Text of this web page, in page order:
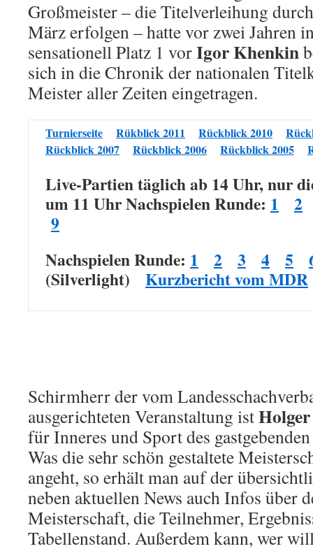
Großmeister – die Titelverleihung
März erfolgen – hatte vor zwei Jahren
sensationell Platz 1 vorIgor Khenkin
sich in die Chronik der nationalen
Meister aller Zeiten eingetragen.
Turnierseite Rükblick 2011 Rückblick 2010
Rückblick 2007
Rückblick 2006 Rückblick 2005
Live-Partien täglich ab 14 Uhr, nur
um 11 Uhr Nachspielen Runde: 1
2
9
Nachspielen Runde: 1 2 3 4 5
(Silverlight) Kurzbericht vom MDR
Schirmherr der vom
ausgerichteten Veranstaltung ist
für Inneres und Sport des
Was die sehr schön gestaltete
angeht, so erhält man auf der
neben aktuellen News auch Infos über
Meisterschaft, die Teilnehmer,
Tabellenstand. Außerdem kann, wer